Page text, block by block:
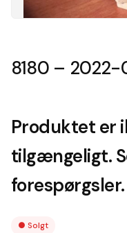
8180 – 2022-
Produktet er
tilgængeligt.
forespørgsler.
● Solgt